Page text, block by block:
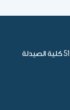
الرياض جامعة الملك سعود مكتب رقم 51 كلية الصيدلة